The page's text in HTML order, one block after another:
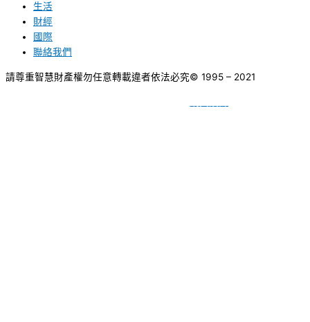
生活
財經
國際
聯絡我們
請尊重智慧財產權勿任意轉載違者依法必究© 1995 – 2021